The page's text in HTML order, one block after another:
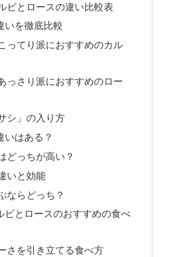
ビとロースの違い比較表
いを徹底比較
ってり派におすすめのカル
っさり派におすすめのロー
シ」の入り方
いはある？
どっちが高い？
いと効能
ならどっち？
ビとロースのおすすめの食べ
さを引き立てる食べ方